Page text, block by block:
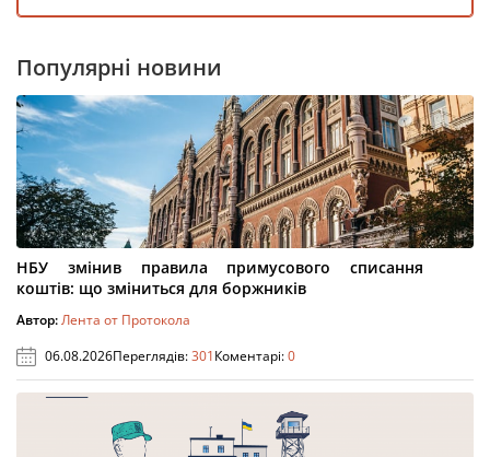
Популярні новини
НБУ змінив правила примусового списання
коштів: що зміниться для боржників
Автор:Лента от Протокола
06.08.2026Переглядів:301Коментарі:0